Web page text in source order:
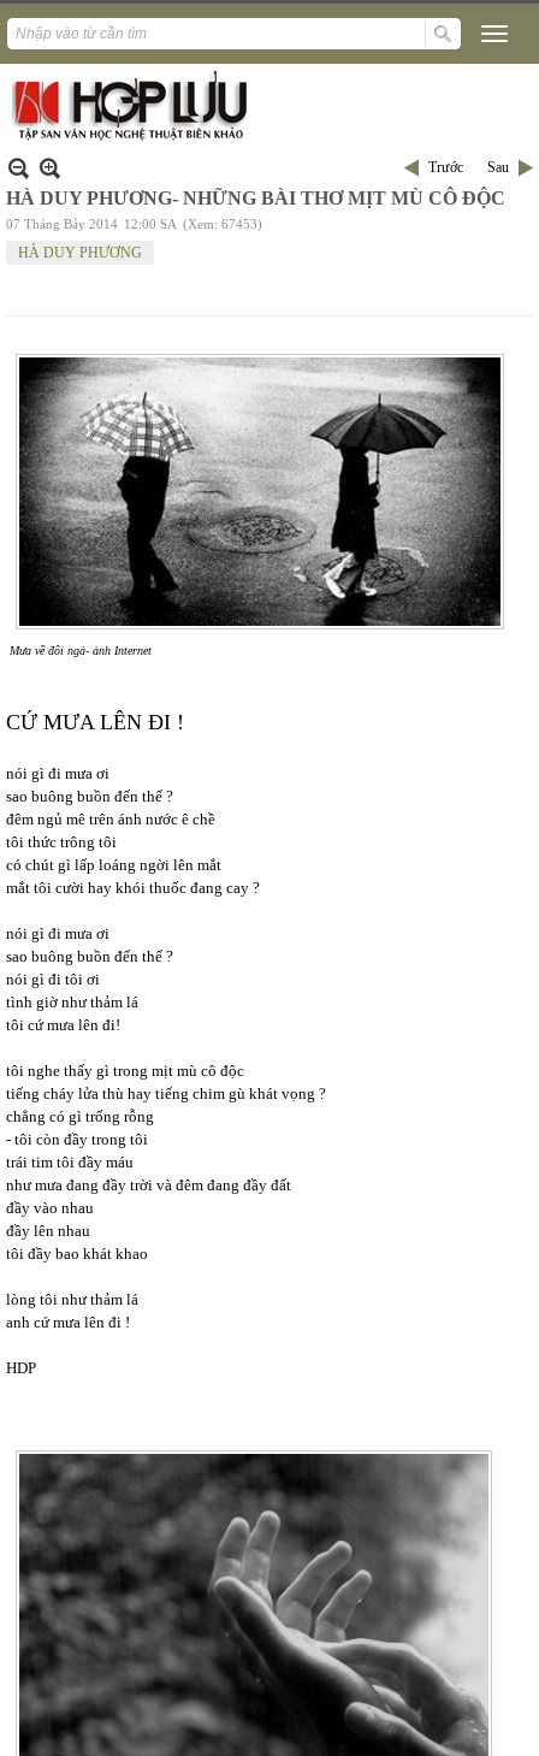
Trước Sau
HÀ DUY PHƯƠNG- NHỮNG BÀI THƠ MỊT MÙ CÔ ĐỘC
07 Tháng Bảy 2014 12:00 SA (Xem: 67453)
HÀ DUY PHƯƠNG
Mưa về đôi ngả- ảnh Internet
CỨ MƯA LÊN ĐI !
nói gì đi mưa ơi
sao buông buồn đến thế ?
đêm ngủ mê trên ánh nước ê chề
tôi thức trông tôi
có chút gì lấp loáng ngời lên mắt
mắt tôi cười hay khói thuốc đang cay ?
nói gì đi mưa ơi
sao buông buồn đến thế ?
nói gì đi tôi ơi
tình giờ như thảm lá
tôi cứ mưa lên đi!
tôi nghe thấy gì trong mịt mù cô độc
tiếng cháy lửa thù hay tiếng chim gù khát vọng ?
chẳng có gì trống rỗng
- tôi còn đầy trong tôi
trái tim tôi đầy máu
như mưa đang đầy trời và đêm đang đầy đất
đầy vào nhau
đầy lên nhau
tôi đầy bao khát khao
lòng tôi như thảm lá
anh cứ mưa lên đi !
HDP